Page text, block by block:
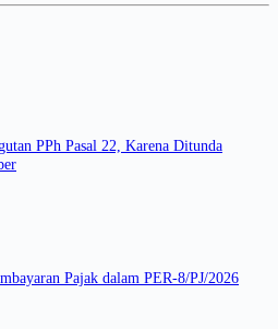
PPh Pasal 22, Karena Ditunda
Pajak dalam PER-8/PJ/2026